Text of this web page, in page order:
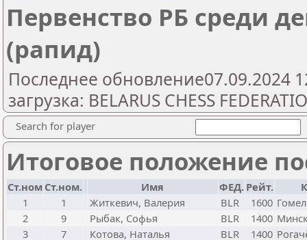
Первенство РБ среди
(рапид)
Последнее обновление07.09.2024
загрузка: BELARUS CHESS
Search for player
Итоговое положение
Ст.ном Ст.ном. Имя ФЕД. Рейт.
1
1 Житкевич, Валерия BLR 1600
2
9 Рыбак, Софья BLR 1400
3
7 Котова, Наталья BLR 1400